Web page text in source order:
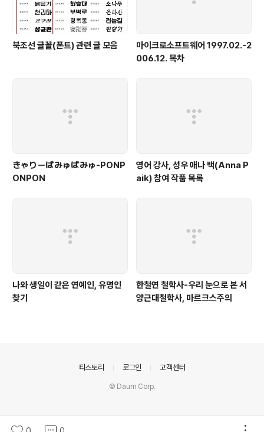
북조선 글꼴(폰트) 관련 글 모음
마이크로소프트웨어 1997.02.-2
006.12. 목차
きゃりーぱみゅぱみゅ-PONP
ONPON
영어 강사, 성우 애나 백(Anna P
aik) 참여 작품 목록
나와 생일이 같은 연예인, 유명인
찾기
한철연 철학사-우리 눈으로 본 서
양근대철학사, 마르크스주의
티스토리 로그인 고객센터
© Daum Corp.